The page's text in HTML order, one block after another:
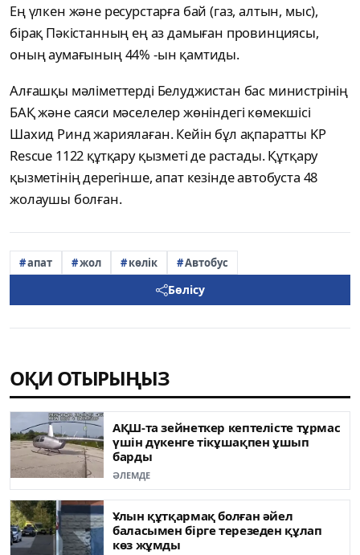
Ең үлкен және ресурстарға бай (газ, алтын, мыс),
бірақ Пәкістанның ең аз дамыған провинциясы,
оның аумағының 44% -ын қамтиды.
Алғашқы мәліметтерді Белуджистан бас министрінің
БАҚ және саяси мәселелер жөніндегі көмекшісі
Шахид Ринд жариялаған. Кейін бұл ақпаратты KP
Rescue 1122 құтқару қызметі де растады. Құтқару
қызметінің дерегінше, апат кезінде автобуста 48
жолаушы болған.
апат жол көлік Автобус
Бөлісу
ОҚИ ОТЫРЫҢЫЗ
АҚШ-та зейнеткер кептелісте тұрмас
үшін дүкенге тікұшақпен ұшып
барды
ӘЛЕМДЕ
Ұлын құтқармақ болған әйел
баласымен бірге терезеден құлап
көз жұмды